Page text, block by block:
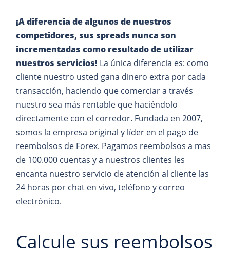
¡A diferencia de algunos de nuestros
competidores, sus spreads nunca son
incrementadas como resultado de utilizar
nuestros servicios! La única diferencia es: como
cliente nuestro usted gana dinero extra por cada
transacción, haciendo que comerciar a través
nuestro sea más rentable que haciéndolo
directamente con el corredor. Fundada en 2007,
somos la empresa original y líder en el pago de
reembolsos de Forex. Pagamos reembolsos a mas
de 100.000 cuentas y a nuestros clientes les
encanta nuestro servicio de atención al cliente las
24 horas por chat en vivo, teléfono y correo
electrónico.
Calcule sus reembolsos